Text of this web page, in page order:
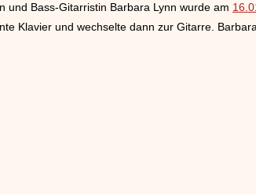
und Bass-Gitarristin Barbara Lynn wurde am
Klavier und wechselte dann zur Gitarre.